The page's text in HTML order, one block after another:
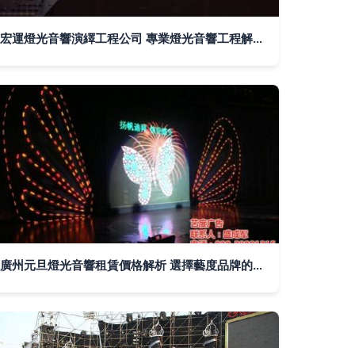
宏運燈光音響演繹工程公司 專業燈光音響工程解決方案
廣州元旦燈光音響租賃價格解析 選擇藝度品牌的性價比之道